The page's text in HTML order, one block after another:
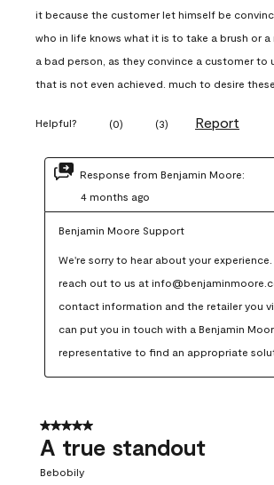
it because the customer let himself be
who in life knows what it is to take a brush or
a bad person, as they convince a customer to
that is not even achieved. much to desire
Helpful? (0) (3) Report
Response from Benjamin Moore:
4 months ago
Benjamin Moore Support
We're sorry to hear about your experience.
reach out to us at
contact information and the retailer you
can put you in touch with a Benjamin
representative to find an appropriate
5 out of 5 stars.
A true standout
Bebobily